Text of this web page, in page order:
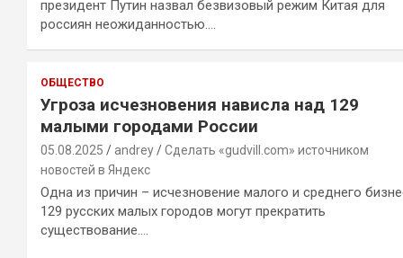
президент Путин назвал безвизовый режим Китая для
россиян неожиданностью.…
ОБЩЕСТВО
Угроза исчезновения нависла над 129
малыми городами России
05.08.2025 andrey
Сделать «gudvill.com» источником
новостей в Яндекс
Одна из причин – исчезновение малого и среднего
129 русских малых городов могут прекратить
существование.…